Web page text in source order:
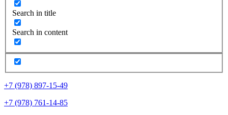
Search in title
Search in content
+7 (978) 897-15-49
+7 (978) 761-14-85